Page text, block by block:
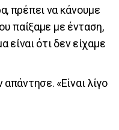
πρέπει να κάνουμε
παίξαμε με ένταση,
ότι δεν είχαμε
απάντησε. «Είναι λίγο